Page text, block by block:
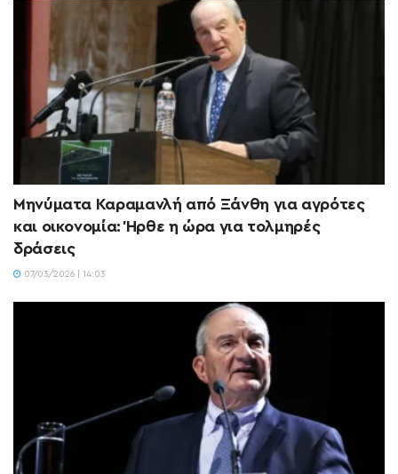
Μηνύματα Καραμανλή από Ξάνθη για αγρότες
και οικονομία: Ήρθε η ώρα για τολμηρές
δράσεις
07/03/2026 | 14:03